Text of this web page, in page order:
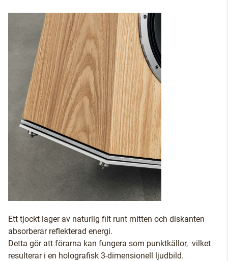
Ett tjockt lager av naturlig filt runt mitten och diskanten
absorberar reflekterad energi.
Detta gör att förarna kan fungera som punktkällor, vilket
resulterar i en holografisk 3-dimensionell ljudbild.